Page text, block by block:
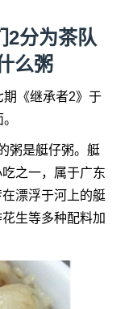
2分为茶队
么粥
《继承者2》于
粥是艇仔粥。 艇
之一，属于广东
漂浮于河上的艇
生等多种配料加